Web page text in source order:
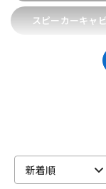
FURMAN
G-M
Henriksen Amplifiers
IK
Neural DSP
スピーカーキャ
新着順